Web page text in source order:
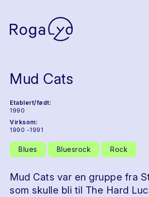
Mud Cats
Etablert/født:
1990
Virksom:
1990 -1991
Blues Bluesrock Rock
Mud Cats var en gruppe fra
som skulle bli til The Hard